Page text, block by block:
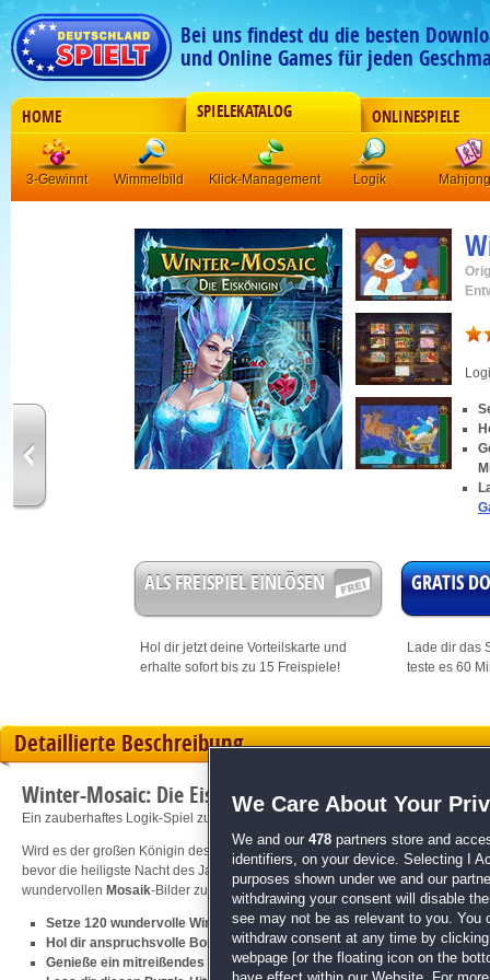
Bei uns findest du die besten
und Online Games für jeden
HOME SPIELEKATALOG ONLINESPIELE
3-Gewinnt Wimmelbild Klick-Management Logik Mahjong
ALS FREISPIEL EINLÖSEN
Hol dir jetzt deine Vorteilskarte und
erhalte sofort bis zu 15 Freispiele!
GRATIS
Lade dir das
teste es 60
Detaillierte Beschreibung
Winter-Mosaic: Die Eiskönigin
Ein zauberhaftes Logik-Spiel zum Dahinschmelzen!
Wird es der großen Königin des Frostlandes gelingen, ihr magisches Amulett
bevor die heiligste Nacht des Jahres anbricht? Oder werden die Eisherzen
wundervollen Mosaik-Bilder zusammen und erlebe den Zauber einer
Setze 120 wundervolle Winter-Mosaike zusammen
Hol dir anspruchsvolle Bonusziele und Trophäen
Genieße ein mitreißendes Spielprinzip und wunderbar entspannende
We Care About Your
We and our 478 partners store and
identifiers, on your device. Selecting I
purposes shown under we and our
withdrawing your consent will disable
see may not be as relevant to you. You
withdraw consent at any time by
webpage [or the floating icon on the